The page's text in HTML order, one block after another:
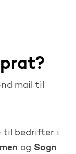
mail til
til bedrifter i
og Sogn